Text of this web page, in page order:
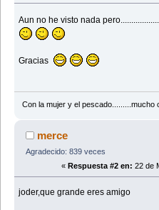
Aun no he visto nada
Gracias
Con la mujer y el pescado.........mucho
merce
Agradecido: 839 veces
« Respuesta #2 en: 22 de
joder,que grande eres amigo